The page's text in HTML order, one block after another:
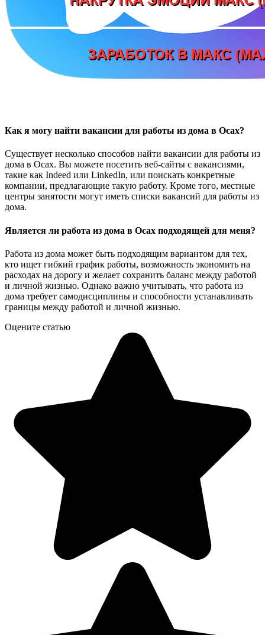
Как я могу найти вакансии для работы из дома в Осах?
Существует несколько способов найти вакансии для работы из
дома в Осах. Вы можете посетить веб-сайты с вакансиями,
такие как Indeed или LinkedIn, или поискать конкретные
компании, предлагающие такую работу. Кроме того, местные
центры занятости могут иметь списки вакансий для работы из
дома.
Является ли работа из дома в Осах подходящей для меня?
Работа из дома может быть подходящим вариантом для тех,
кто ищет гибкий график работы, возможность экономить на
расходах на дорогу и желает сохранить баланс между работой
и личной жизнью. Однако важно учитывать, что работа из
дома требует самодисциплины и способности устанавливать
границы между работой и личной жизнью.
Оцените статью